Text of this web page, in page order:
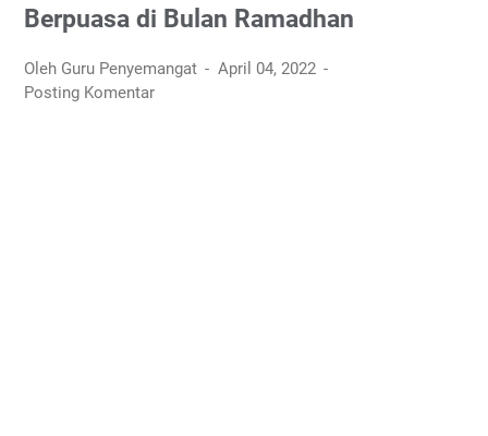
Berpuasa di Bulan Ramadhan
Oleh Guru Penyemangat
April 04, 2022
Posting Komentar